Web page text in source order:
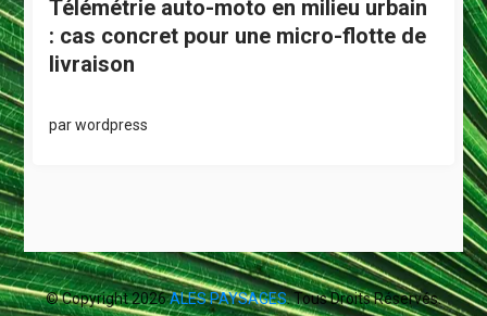
Télémétrie auto-moto en milieu urbain
: cas concret pour une micro-flotte de
livraison
parwordpress
© Copyright 2026ALES PAYSAGES. Tous Droits Réservés.